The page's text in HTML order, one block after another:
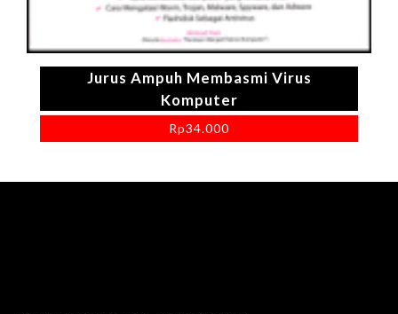
Jurus Ampuh Membasmi Virus
Komputer
Rp34.000